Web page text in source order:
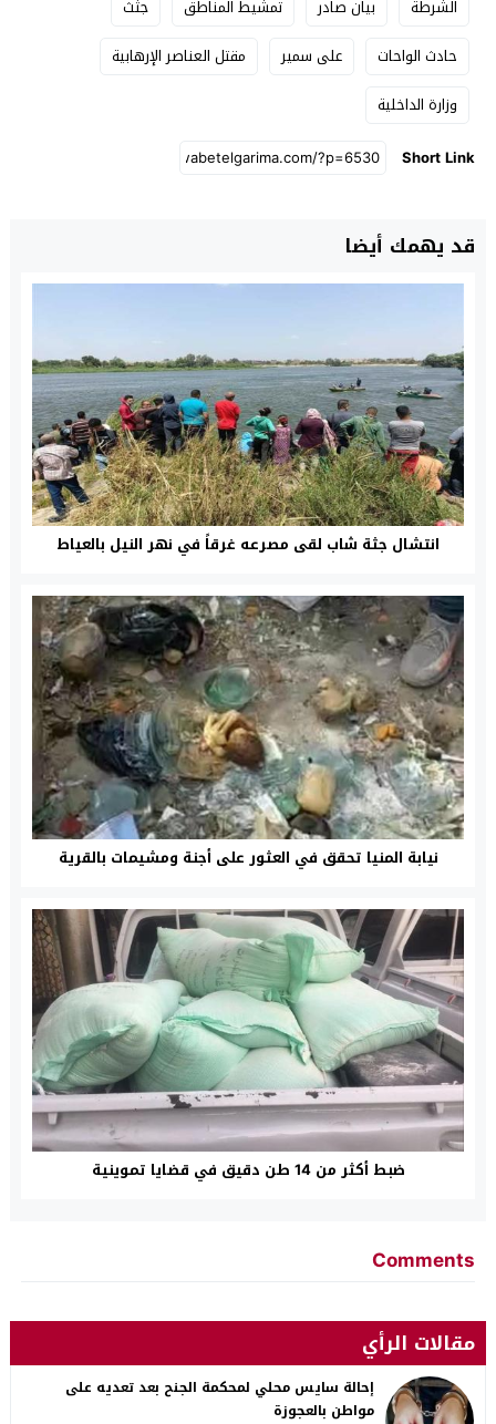
الشرطة بيان صادر تمشيط المناطق
جثث
حادث الواحات
على سمير
مقتل العناصر الإرهابية
وزارة الداخلية
Short Link
قد يهمك أيضا
انتشال جثة شاب لقى مصرعه غرقاً في نهر النيل بالعياط
نيابة المنيا تحقق في العثور على أجنة ومشيمات بالقرية
ضبط أكثر من 14 طن دقيق في قضايا تموينية
Comments
مقالات الرأي
إحالة سايس محلي لمحكمة الجنح بعد تعديه على
مواطن بالعجوزة